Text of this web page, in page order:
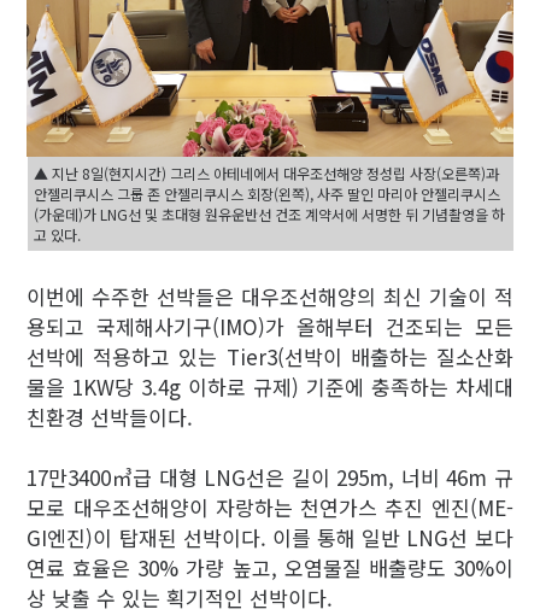
▲ 지난 8일(현지시간) 그리스 아테네에서 대우조선해양 정성립 사장(오른쪽)과
안젤리쿠시스 그룹 존 안젤리쿠시스 회장(왼쪽), 사주 딸인 마리아 안젤리쿠시스
(가운데)가 LNG선 및 초대형 원유운반선 건조 계약서에 서명한 뒤 기념촬영을 하
고 있다.
이번에 수주한 선박들은 대우조선해양의 최신 기술이 적
용되고 국제해사기구(IMO)가 올해부터 건조되는 모든
선박에 적용하고 있는 Tier3(선박이 배출하는 질소산화
물을 1KW당 3.4g 이하로 규제) 기준에 충족하는 차세대
친환경 선박들이다.
17만3400㎥급 대형 LNG선은 길이 295m, 너비 46m 규
모로 대우조선해양이 자랑하는 천연가스 추진 엔진(ME-
GI엔진)이 탑재된 선박이다. 이를 통해 일반 LNG선 보다
연료 효율은 30% 가량 높고, 오염물질 배출량도 30%이
상 낮출 수 있는 획기적인 선박이다.